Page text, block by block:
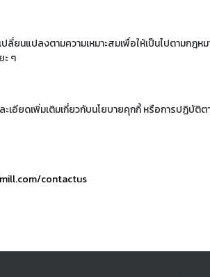
ลี่ยนแปลงตามความเหมาะสมเพื่อให้เป็นไปตามก
ะ ๆ
ะเอียดเพิ่มเติมเกี่ยวกับนโยบายคุกกี้ หรือการปฏิบั
contactus